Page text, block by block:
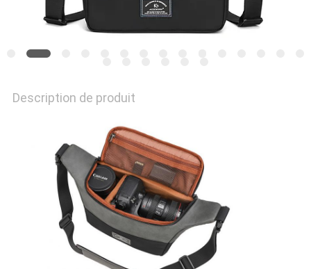
Description de produit